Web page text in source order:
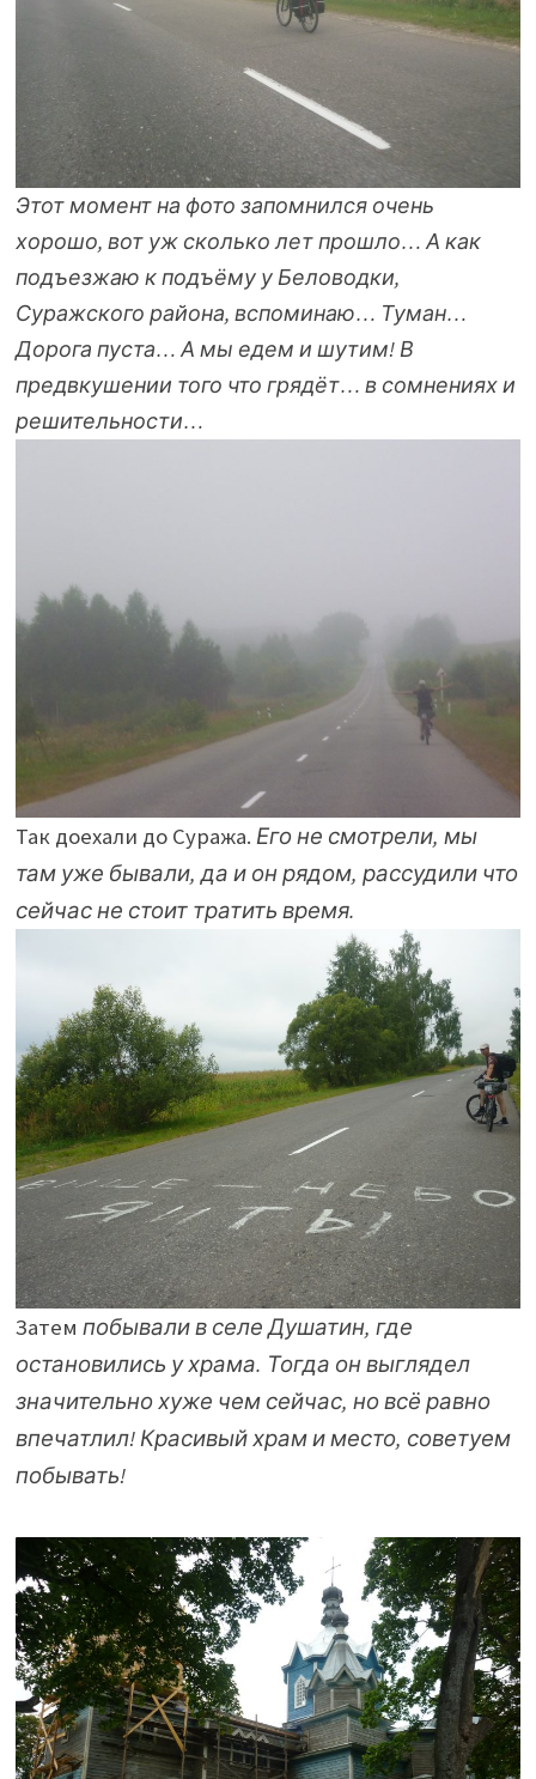
Этот момент на фото запомнился очень
хорошо, вот уж сколько лет прошло… А как
подъезжаю к подъёму у Беловодки,
Суражского района, вспоминаю… Туман…
Дорога пуста… А мы едем и шутим! В
предвкушении того что грядёт… в сомнениях и
решительности…
Так доехали до Суража. Его не смотрели, мы
там уже бывали, да и он рядом, рассудиличто
сейчас не стоит тратить время.
Затем побывали в селе Душатин, где
остановились у храма. Тогда он выглядел
значительно хуже чем сейчас, но всё равно
впечатлил! Красивый храм и место, советуем
побывать!